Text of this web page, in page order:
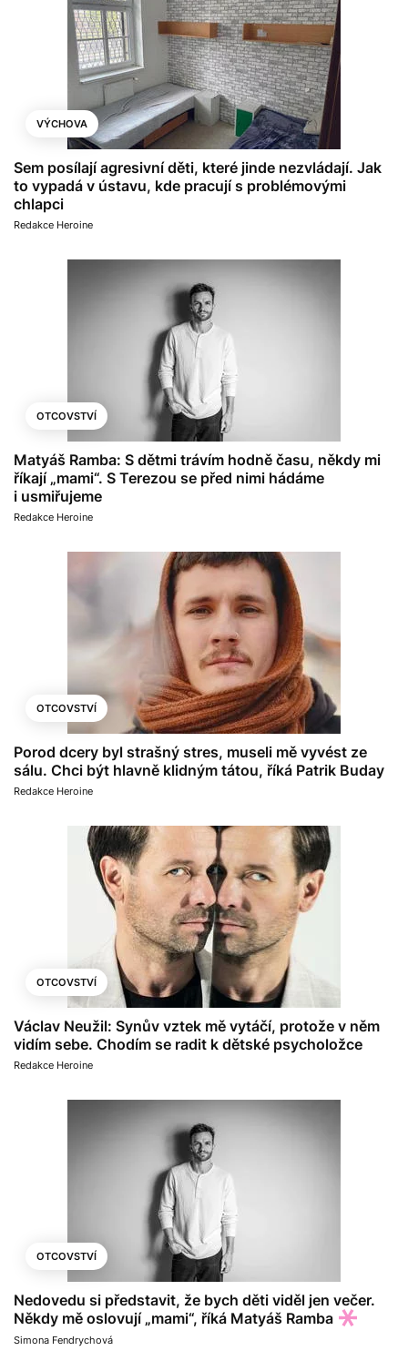
VÝCHOVA
Sem posílají agresivní děti, které jinde nezvládají. Jak
to vypadá v ústavu, kde pracují s problémovými
chlapci
Redakce Heroine
OTCOVSTVÍ
Matyáš Ramba: S dětmi trávím hodně času, někdy mi
říkají „mami“. S Terezou se před nimi hádáme
i usmiřujeme
Redakce Heroine
OTCOVSTVÍ
Porod dcery byl strašný stres, museli mě vyvést ze
sálu. Chci být hlavně klidným tátou, říká Patrik Buday
Redakce Heroine
OTCOVSTVÍ
Václav Neužil: Synův vztek mě vytáčí, protože v něm
vidím sebe. Chodím se radit k dětské psycholožce
Redakce Heroine
OTCOVSTVÍ
Nedovedu si představit, že bych děti viděl jen večer.
Někdy mě oslovují „mami“, říká Matyáš Ramba
Simona Fendrychová